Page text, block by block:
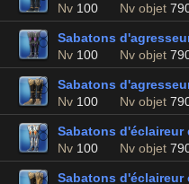
Nv 100 Nv objet
Sabatons
Nv 100 Nv objet
Sabatons
Nv 100 Nv objet
Sabatons d'éclaireur
Nv 100 Nv objet
Sabatons d'éclaireur